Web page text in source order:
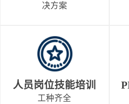
决方案
人员岗位技能培训
工种齐全